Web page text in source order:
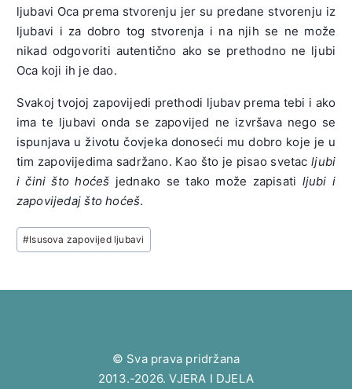
ljubavi Oca prema stvorenju jer su predane stvorenju iz
ljubavi i za dobro tog stvorenja i na njih se ne može
nikad odgovoriti autentično ako se prethodno ne ljubi
Oca koji ih je dao.
Svakoj tvojoj zapovijedi prethodi ljubav prema tebi i ako
ima te ljubavi onda se zapovijed ne izvršava nego se
ispunjava u životu čovjeka donoseći mu dobro koje je u
tim zapovijedima sadržano. Kao što je pisao svetacljubi
i čini što hoćeš jednako se tako može zapisati ljubi i
zapovijedaj što hoćeš.
Post
Tags:
#Isusova zapovijed ljubavi
© Sva prava pridržana
2013.-2026. VJERA I DJELA